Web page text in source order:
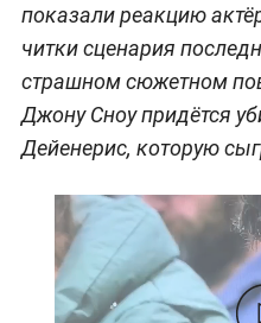
показали реакцию
читки сценария
страшном сюжетном
Джону Сноу придётся
Дейенерис, которую